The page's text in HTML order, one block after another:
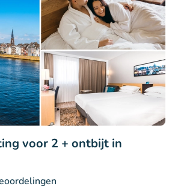
voor 2 + ontbijt in